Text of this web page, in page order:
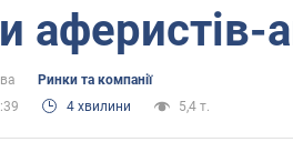
аферистів-
Ринки та компанії
4 хвилини 5,4 т.